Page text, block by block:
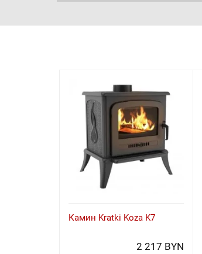
Камин Kratki Koza K7
2 217 BYN